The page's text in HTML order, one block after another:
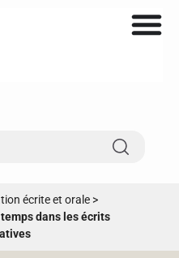
écrite et orale >
dans les écrits